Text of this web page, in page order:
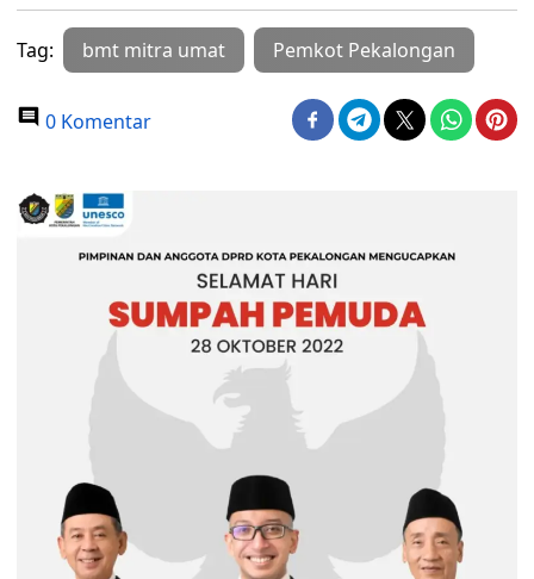
Tag: bmt mitra umat Pemkot Pekalongan
0 Komentar